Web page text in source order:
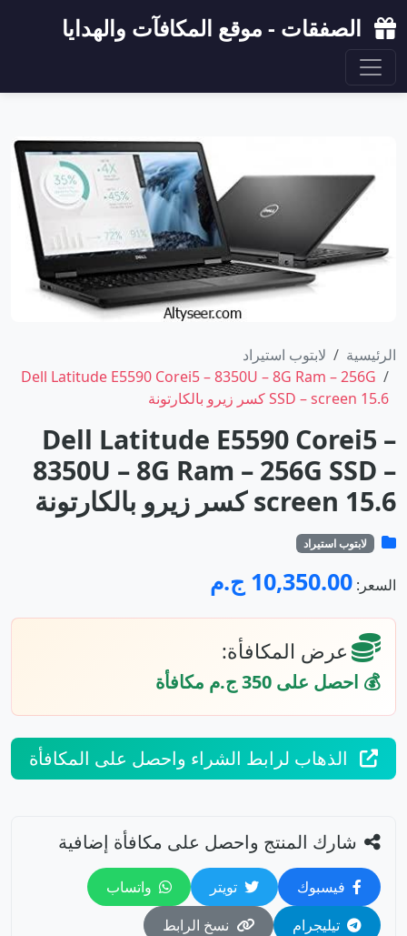
الصفقات - موقع المكافآت والهدايا
الرئيسية
لابتوب استيراد
Dell Latitude E5590 Corei5 – 8350U – 8G Ram – 256G
SSD – screen 15.6 كسر زيرو بالكارتونة
Dell Latitude E5590 Corei5 –
8350U – 8G Ram – 256G SSD –
screen 15.6 كسر زيرو بالكارتونة
لابتوب استيراد
السعر: 10,350.00 ج.م
عرض المكافأة:
💰 احصل على 350 ج.م مكافأة
الذهاب لرابط الشراء واحصل على المكافأة
شارك المنتج واحصل على مكافأة إضافية
فيسبوك تويتر
واتساب
تيليجرام
نسخ الرابط